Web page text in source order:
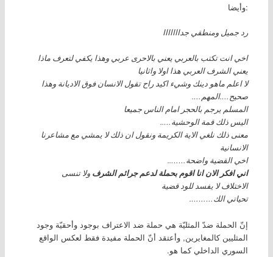
وأيضا:
رد جميل ومنطقي جدااااااا
اخي انت تكتب بالعربي يعني بالاحرى عربي وهذا يكفي لتعرف ماذا
يعني الشرف العربي هذا اولا واثانيا
لا اعلم ماهو دينك وشيء اكيد راح تقول الانسان فوق الاديانة وهذا
صحيح….المهم….
المسلم يرجم بالحجر امام الناس جميعا
اليس ذلك قمة الوحشية…..
معنى ذلك نلغي الاية الكريمة ونقول ان ذلك لا يمشي مع مشاعرنا
الانسانية
اخي القضية واضحة……..
اني افكر الان انا اقوم بحملة لدعم جرائم الشرف ولا تنسى
الاختلاف لا يفسد للود قضية
تحياتي الك……….
إنّ الحملة ضدّ المثليّة هي حملة ضد الاعتراف بوجود وأحقيّة وجود
المثليين كالمغايرين, وأعتقد أنّ الحملة مفيدة فقط لعكس الواقع
السوري الداخلي كما هو.